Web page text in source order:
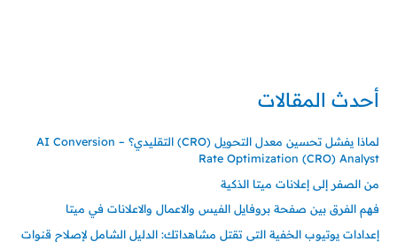
أحدث المقالات
لماذا يفشل تحسين معدل التحويل (CRO) التقليدي؟ – AI Conversion
Rate Optimization (CRO) Analyst
من الصفر إلى إعلانات ميتا الذكية
فهم الفرق بين صفحة بروفايل الفيس والاعمال والاعلانات في ميتا
إعدادات يوتيوب الخفية التي تقتل مشاهداتك: الدليل الشامل لإصلاح قنوات